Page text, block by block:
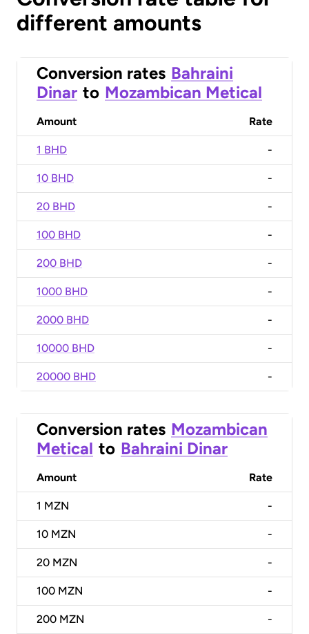
different amounts
Conversion rates Bahraini
Dinar to Mozambican Metical
Amount Rate
1 BHD -
10 BHD -
20 BHD -
100 BHD -
200 BHD -
1000 BHD -
2000 BHD -
10000 BHD -
20000 BHD -
Conversion rates Mozambican
Metical to Bahraini Dinar
Amount Rate
1 MZN -
10 MZN -
20 MZN -
100 MZN -
200 MZN -